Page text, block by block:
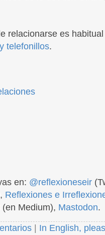
relacionarse es
telefonillos.
en: @reflexioneseir
Reflexiones e
(en Medium), Mastodon.
In English,